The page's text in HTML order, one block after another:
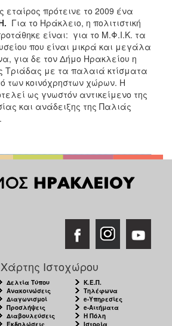
πρότεινε το 2009 ένα
Για το Ηράκλειο, η πολιτιστική
είναι: για το Μ.Φ.Ι.Κ. τα
που είναι μικρά και μεγάλα
για δε τον Δήμο Ηρακλείου η
Τριάδας με τα παλαιά κτίσματα
των κοινόχρηστων χώρων. Η
ως γνωστόν αντικείμενο της
και ανάδειξης της Παλιάς
Χάρτης Ιστοχώρου
Δελτία Τύπου
Ανακοινώσεις
Διαγωνισμοί
Προσλήψεις
Διαβουλεύσεις
Εκδηλώσεις
Κ.Ε.Π.
Τηλέφωνα
e-Υπηρεσίες
e-Αιτήματα
Η Πόλη
Ιστορία